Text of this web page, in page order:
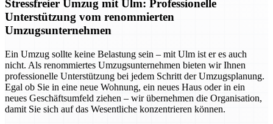
Stressfreier Umzug mit Ulm: Professionelle
Unterstützung vom renommierten
Umzugsunternehmen
Ein Umzug sollte keine Belastung sein – mit Ulm ist er es auch
nicht. Als renommiertes Umzugsunternehmen bieten wir Ihnen
professionelle Unterstützung bei jedem Schritt der Umzugsplanung.
Egal ob Sie in eine neue Wohnung, ein neues Haus oder in ein
neues Geschäftsumfeld ziehen – wir übernehmen die Organisation,
damit Sie sich auf das Wesentliche konzentrieren können.